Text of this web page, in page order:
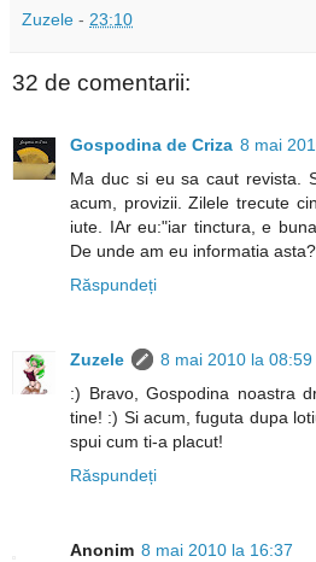
Zuzele - 23:10
32 de comentarii:
Gospodina de Criza 8 mai
Ma duc si eu sa caut revista.
acum, provizii. Zilele trecute
iute. IAr eu:"iar tinctura, e
De unde am eu informatia
Răspundeți
Zuzele
8 mai 2010 la 08:59
:) Bravo, Gospodina noastra
tine! :) Si acum, fuguta dupa
spui cum ti-a placut!
Răspundeți
Anonim 8 mai 2010 la 16:37